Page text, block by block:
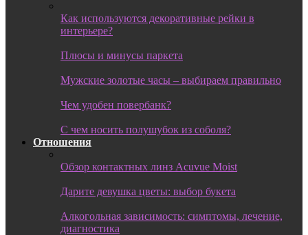
Как используются декоративные рейки в
интерьере?
Плюсы и минусы паркета
Мужские золотые часы – выбираем правильно
Чем удобен повербанк?
С чем носить полушубок из соболя?
Отношения
Обзор контактных линз Acuvue Moist
Дарите девушка цветы: выбор букета
Алкогольная зависимость: симптомы, лечение,
диагностика